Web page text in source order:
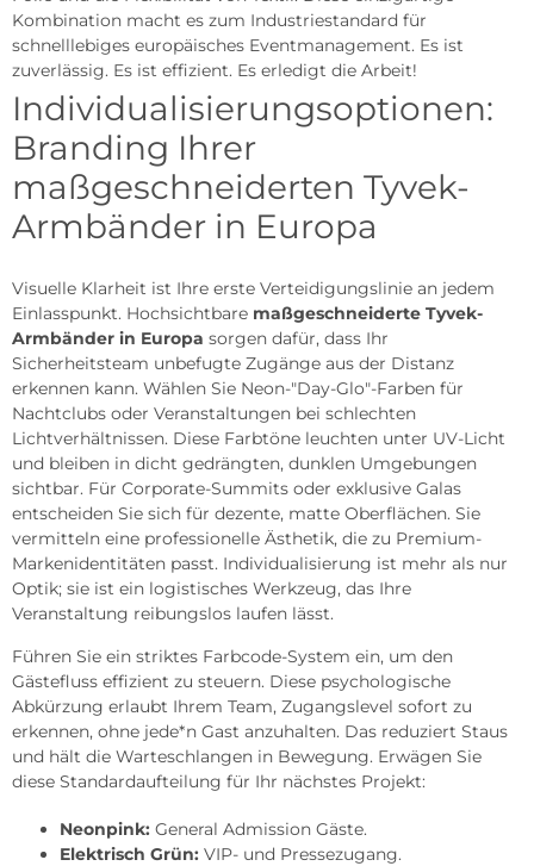
Kombination macht es zum Industriestandard für
schnelllebiges europäisches Eventmanagement. Es ist
zuverlässig. Es ist effizient. Es erledigt die Arbeit!
Individualisierungsoptionen:
Branding Ihrer
maßgeschneiderten Tyvek-
Armbänder in Europa
Visuelle Klarheit ist Ihre erste Verteidigungslinie an jedem
Einlasspunkt. Hochsichtbare maßgeschneiderte Tyvek-
Armbänder in Europa sorgen dafür, dass Ihr
Sicherheitsteam unbefugte Zugänge aus der Distanz
erkennen kann. Wählen Sie Neon-"Day-Glo"-Farben für
Nachtclubs oder Veranstaltungen bei schlechten
Lichtverhältnissen. Diese Farbtöne leuchten unter UV-Licht
und bleiben in dicht gedrängten, dunklen Umgebungen
sichtbar. Für Corporate-Summits oder exklusive Galas
entscheiden Sie sich für dezente, matte Oberflächen. Sie
vermitteln eine professionelle Ästhetik, die zu Premium-
Markenidentitäten passt. Individualisierung ist mehr als nur
Optik; sie ist ein logistisches Werkzeug, das Ihre
Veranstaltung reibungslos laufen lässt.
Führen Sie ein striktes Farbcode-System ein, um den
Gästefluss effizient zu steuern. Diese psychologische
Abkürzung erlaubt Ihrem Team, Zugangslevel sofort zu
erkennen, ohne jede*n Gast anzuhalten. Das reduziert Staus
und hält die Warteschlangen in Bewegung. Erwägen Sie
diese Standardaufteilung für Ihr nächstes Projekt:
Neonpink: General Admission Gäste.
Elektrisch Grün: VIP- und Pressezugang.